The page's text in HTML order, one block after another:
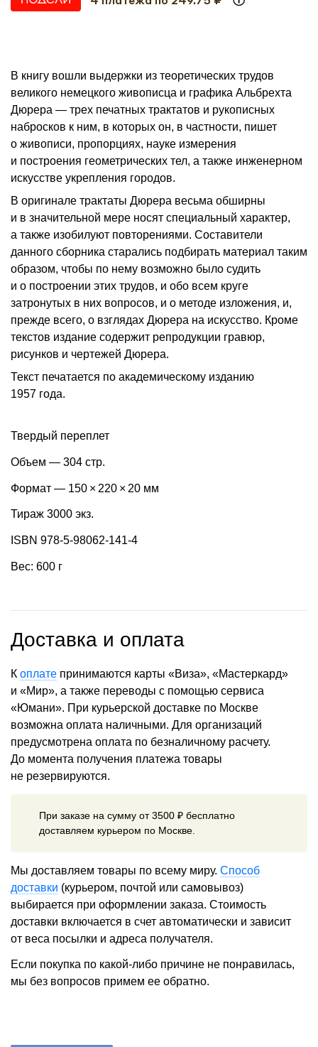
В книгу вошли выдержки из теоретических трудов
великого немецкого живописца и графика Альбрехта
Дюрера — трех печатных трактатов и рукописных
набросков к ним, в которых он, в частности, пишет
о живописи, пропорциях, науке измерения
и построения геометрических тел, а также инженерном
искусстве укрепления городов.
В оригинале трактаты Дюрера весьма обширны
и в значительной мере носят специальный характер,
а также изобилуют повторениями. Составители
данного сборника старались подбирать материал таким
образом, чтобы по нему возможно было судить
и о построении этих трудов, и обо всем круге
затронутых в них вопросов, и о методе изложения, и,
прежде всего, о взглядах Дюрера на искусство. Кроме
текстов издание содержит репродукции гравюр,
рисунков и чертежей Дюрера.
Текст печатается по академическому изданию
1957 года.
Твердый переплет
Объем — 304 стр.
Формат — 150 × 220 × 20 мм
Тираж 3000 экз.
ISBN 978-5-98062-141-4
Вес: 600 г
Доставка и оплата
К оплате принимаются карты «Виза», «Мастеркард»
и «Мир», а также переводы с помощью сервиса
«Юмани». При курьерской доставке по Москве
возможна оплата наличными. Для организаций
предусмотрена оплата по безналичному расчету.
До момента получения платежа товары
не резервируются.
При заказе на сумму от 3500 ₽ бесплатно
доставляем курьером по Москве.
Мы доставляем товары по всему миру. Способ
доставки (курьером, почтой или самовывоз)
выбирается при оформлении заказа. Стоимость
доставки включается в счет автоматически и зависит
от веса посылки и адреса получателя.
Если покупка по какой-либо причине не понравилась,
мы без вопросов примем ее обратно.